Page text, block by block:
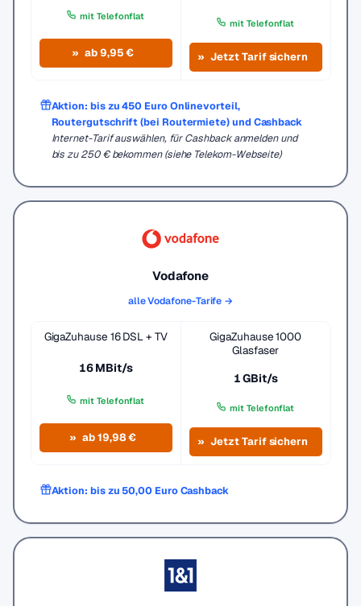
mit Telefonflat
ab 9,95 €
mit Telefonflat
Jetzt Tarif sichern
Aktion: bis zu 450 Euro Onlinevorteil,
Routergutschrift (bei Routermiete) und Cashback
Internet-Tarif auswählen, für Cashback anmelden und
bis zu 250 € bekommen (siehe Telekom-Webseite)
Vodafone
alle Vodafone-Tarife →
GigaZuhause 16 DSL + TV
16 MBit/s
mit Telefonflat
ab 19,98 €
GigaZuhause 1000
Glasfaser
1 GBit/s
mit Telefonflat
Jetzt Tarif sichern
Aktion: bis zu 50,00 Euro Cashback